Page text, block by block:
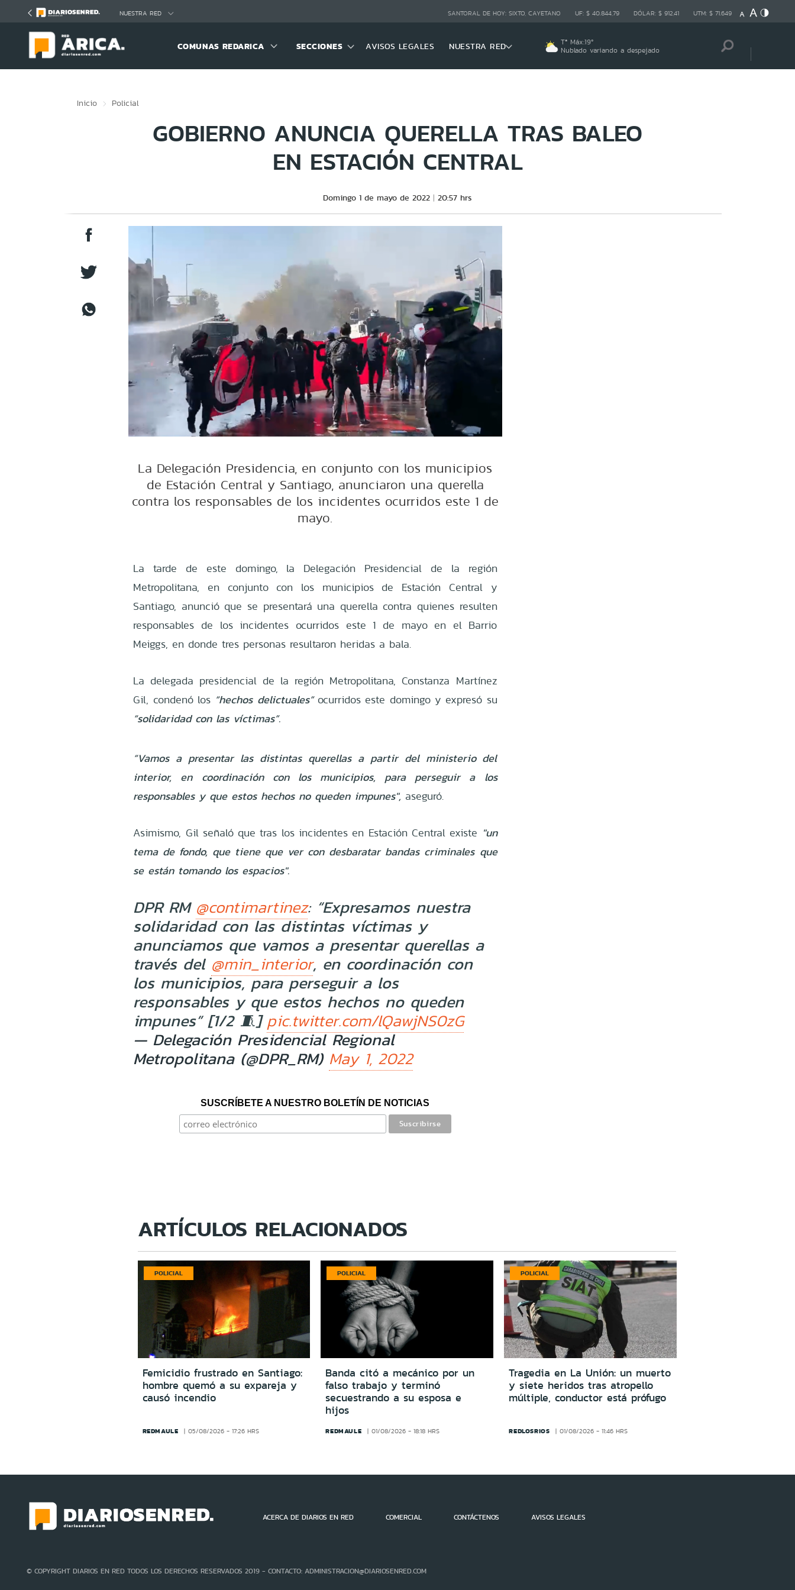
NUESTRA RED SANTORAL DE HOY: SIXTO, CAYETANO UF: $ 40.844,79 DÓLAR: $ 912,41 UTM: $ 71.649
COMUNAS REDARICA SECCIONES AVISOS LEGALES NUESTRA RED Tª Máx:19º
Nublado variando a despejado
Inicio Policial
GOBIERNO ANUNCIA QUERELLA TRAS BALEO
EN ESTACIÓN CENTRAL
Domingo 1 de mayo de 2022 20:57 hrs
La Delegación Presidencia, en conjunto con los municipios
de Estación Central y Santiago, anunciaron una querella
contra los responsables de los incidentes ocurridos este 1 de
mayo.
La tarde de este domingo, la Delegación Presidencial de la región
Metropolitana, en conjunto con los municipios de Estación Central y
Santiago, anunció que se presentará una querella contra quienes resulten
responsables de los incidentes ocurridos este 1 de mayo en el Barrio
Meiggs, en donde tres personas resultaron heridas a bala.
La delegada presidencial de la región Metropolitana, Constanza Martínez
Gil, condenó los “hechos delictuales”ocurridos este domingo y expresó su
“solidaridad con las víctimas”.
“Vamos a presentar las distintas querellas a partir del ministerio del
interior, en coordinación con los municipios, para perseguir a los
responsables y que estos hechos no queden impunes", aseguró.
Asimismo, Gil señaló que tras los incidentes en Estación Central existe "un
tema de fondo, que tiene que ver con desbaratar bandas criminales que
se están tomando los espacios".
DPR RM @contimartinez: “Expresamos nuestra
solidaridad con las distintas víctimas y
anunciamos que vamos a presentar querellas a
través del @min_interior, en coordinación con
los municipios, para perseguir a los
responsables y que estos hechos no queden
impunes” [1/2 🧵]pic.twitter.com/lQawjNS0zG
— Delegación Presidencial Regional
Metropolitana (@DPR_RM) May 1, 2022
SUSCRÍBETE A NUESTRO BOLETÍN DE NOTICIAS
ARTÍCULOS RELACIONADOS
POLICIAL
Femicidio frustrado en Santiago:
hombre quemó a su expareja y
causó incendio
REDMAULE 05/08/2026 - 17:26 HRS
POLICIAL
Banda citó a mecánico por un
falso trabajo y terminó
secuestrando a su esposa e
hijos
REDMAULE 01/08/2026 - 18:18 HRS
POLICIAL
Tragedia en La Unión: un muerto
y siete heridos tras atropello
múltiple, conductor está prófugo
REDLOSRIOS 01/08/2026 - 11:46 HRS
ACERCA DE DIARIOS EN RED COMERCIAL CONTÁCTENOS AVISOS LEGALES
© COPYRIGHT DIARIOS EN RED TODOS LOS DERECHOS RESERVADOS 2019 - CONTACTO: ADMINISTRACION@DIARIOSENRED.COM